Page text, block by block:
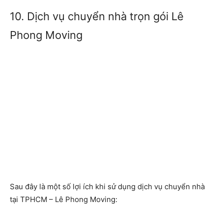
10. Dịch vụ chuyển nhà trọn gói Lê
Phong Moving
Sau đây là một số lợi ích khi sử dụng dịch vụ chuyển nhà
tại TPHCM – Lê Phong Moving: